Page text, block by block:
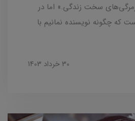
سخت زندگی.» اما در
که چگونه نویسنده نمانیم با
30 خرداد 1403